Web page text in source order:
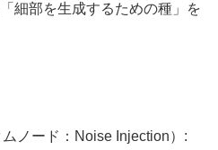
細部を生成するための種」を
ノード：Noise Injection）: